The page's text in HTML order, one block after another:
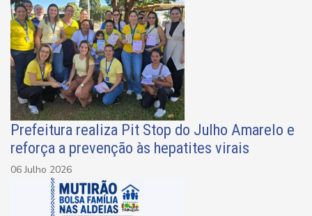
Prefeitura realiza Pit Stop do Julho Amarelo e
reforça a prevenção às hepatites virais
06 Julho 2026